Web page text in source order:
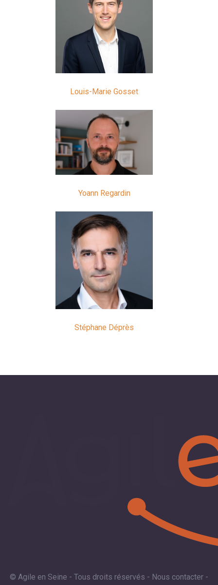
Louis-Marie Gosset
Yoann Regardin
Stéphane Déprès
© Agile en Seine - Tous droits réservés - Nous contacter -